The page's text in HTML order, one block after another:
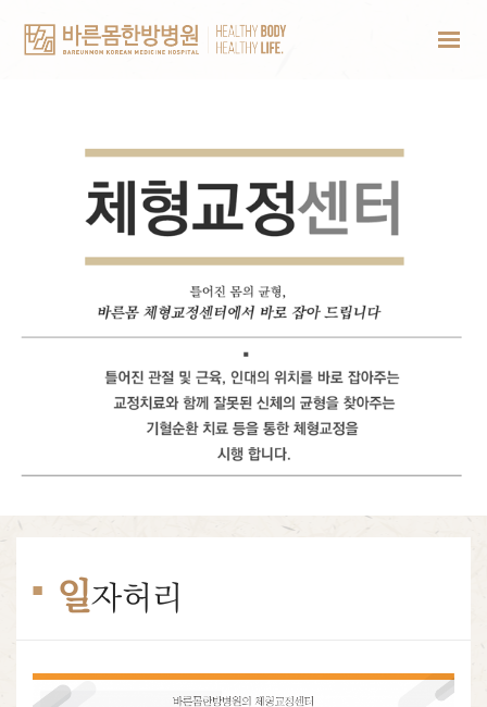
일자허리